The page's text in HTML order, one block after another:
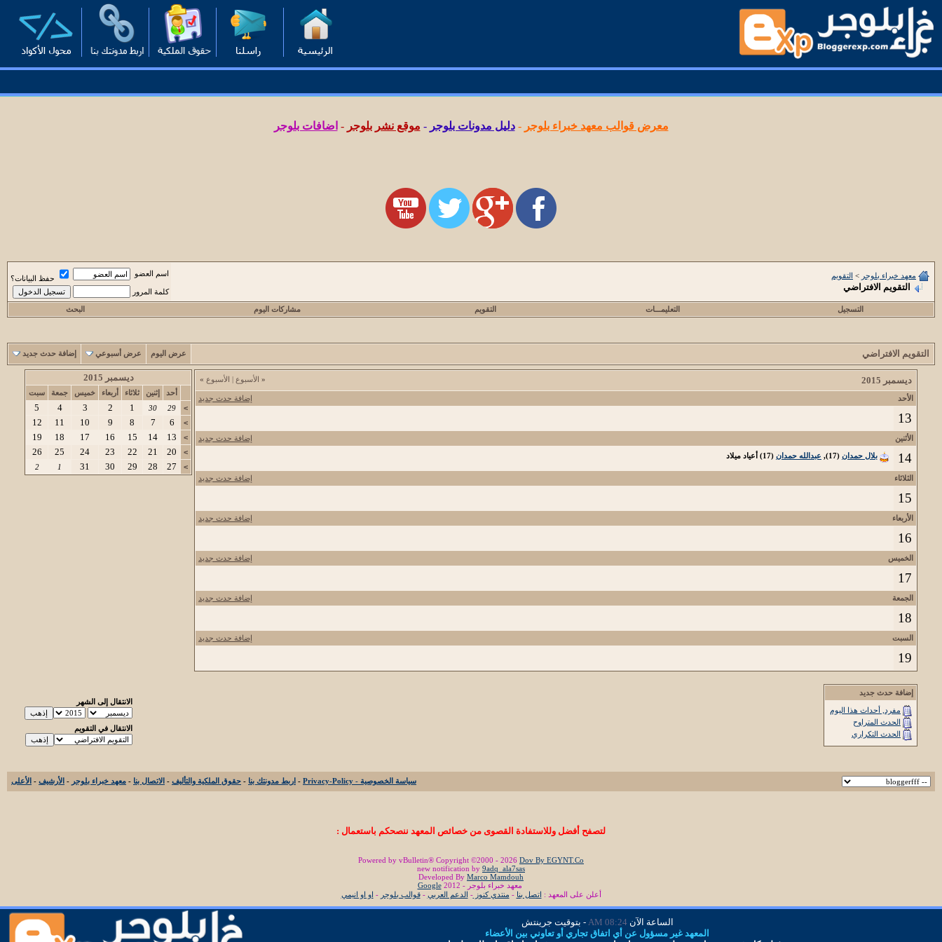
معرض قوالب معهد خبراء بلوجر -دليل مدونات بلوجر - موقع نشر بلوجر - اضافات بلوجر
معهد خبراء بلوجر > التقويم
التقويم الافتراضي
اسم العضو
حفظ البيانات؟
كلمة المرور
التسجيل التعليمـــات التقويم مشاركات اليوم البحث
التقويم الافتراضي عرض اليوم عرض أسبوعي إضافة حدث جديد
« الأسبوع | الأسبوع » ديسمبر 2015
إضافة حدث جديد الأحد
13
إضافة حدث جديد الأثنين
14 بلال حمدان (17), عبدالله حمدان (17) أعياد ميلاد
إضافة حدث جديد الثلاثاء
15
إضافة حدث جديد الأربعاء
16
إضافة حدث جديد الخميس
17
إضافة حدث جديد الجمعة
18
إضافة حدث جديد السبت
19
ديسمبر 2015
أحد إثنين ثلاثاء أربعاء خميس جمعة
سبت
>
29
30
1
2
3
4
5
>
6
7
8
9
10
11
12
>
13
14
15
16
17
18
19
>
20
21
22
23
24
25
26
>
27
28
29
30
31
1
2
إضافة حدث جديد
مفرد, أحداث هذا اليوم
الحدث المتراوح
الحدث التكراري
الانتقال إلى الشهر
الانتقال في التقويم
سياسة الخصوصية - Privacy-Policy - اربط مدونتك بنا - حقوق الملكية والتأليف - الاتصال بنا - معهد خبراء بلوجر - الأرشيف - الأعلى
لتصفح أفضل وللاستفادة القصوى من خصائص المعهد ننصحكم باستعمال :
Powered by vBulletin® Copyright ©2000 - 2026 Dov By EGYNT.Co
new notification by 9adq_ala7sas
Developed By Marco Mamdouh
معهد خبراء بلوجر - 2012
Google
أعلن على المعهد : اتصل بنا - منتدي كنوز- الدعم العربي -قوالب بلوجر - او او انيمي
الساعة الآن08:24 AM
- بتوقيت جرينتش
المعهد غير مسؤول عن أي اتفاق تجاري أو تعاوني بين الأعضاء